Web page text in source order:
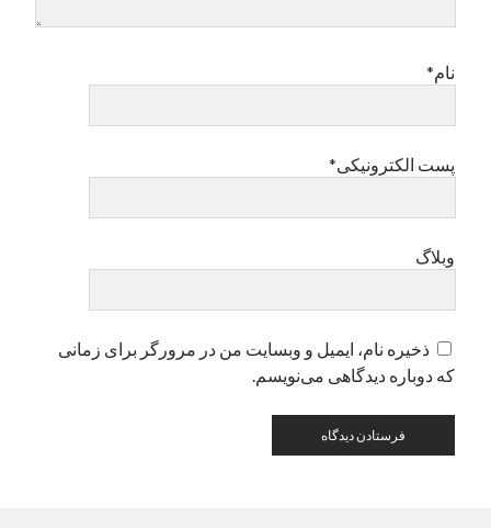
نام*
پست الکترونیکی*
وبلاگ
ذخیره نام، ایمیل و وبسایت من در مرورگر برای زمانی
که دوباره دیدگاهی می‌نویسم.